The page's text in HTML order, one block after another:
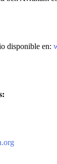
disponible en: